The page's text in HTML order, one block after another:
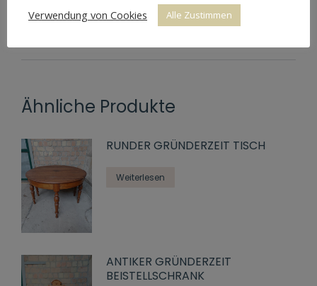
Ähnliche Produkte
RUNDER GRÜNDERZEIT TISCH
Weiterlesen
ANTIKER GRÜNDERZEIT
BEISTELLSCHRANK
Verwendung von Cookies
Alle Zustimmen